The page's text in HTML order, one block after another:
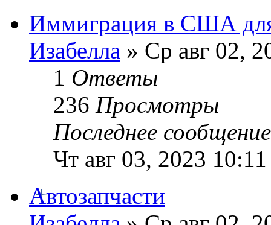
Иммиграция в США для
Изабелла » Ср авг 02,
1 Ответы
236 Просмотры
Последнее
Чт авг 03, 2023
Автозапчасти